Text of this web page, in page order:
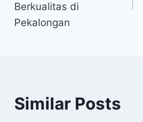
Berkualitas di
Pekalongan
Similar Posts